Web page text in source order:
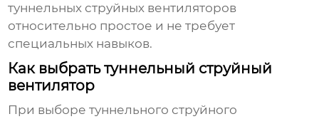
туннельных струйных вентиляторов
относительно простое и не требует
специальных навыков.
Как выбрать туннельный струйный
вентилятор
При выборетуннельного струйного